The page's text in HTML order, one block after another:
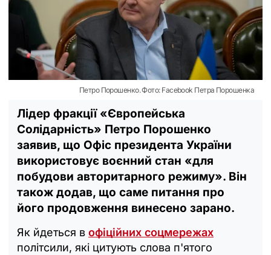
Петро Порошенко. Фото: Facebook Петра Порошенка
Лідер фракції «Європейська
Солідарність» Петро Порошенко
заявив, що Офіс президента України
використовує воєнний стан «для
побудови авторитарного режиму». Він
також додав, що саме питання про
його продовження винесено зарано.
Як йдеться в офіційних соцмережах
політсили, які цитують слова п'ятого